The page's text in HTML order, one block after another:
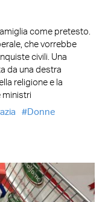
come pretesto.
che vorrebbe
civili. Una
da una destra
religione e la
ministri
Donne